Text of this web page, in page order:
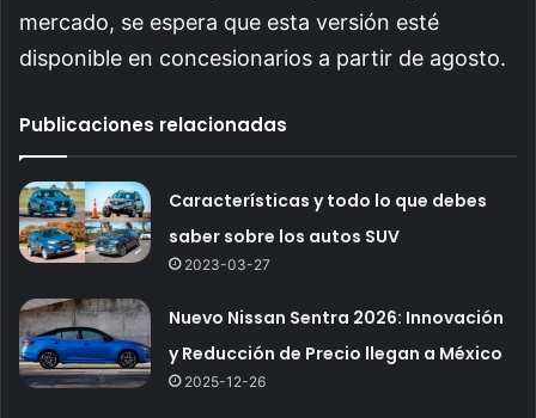
mercado, se espera que esta versión esté
disponible en concesionarios a partir de agosto.
Publicaciones relacionadas
Características y todo lo que debes
saber sobre los autos SUV
2023-03-27
Nuevo Nissan Sentra 2026: Innovación
y Reducción de Precio llegan a México
2025-12-26